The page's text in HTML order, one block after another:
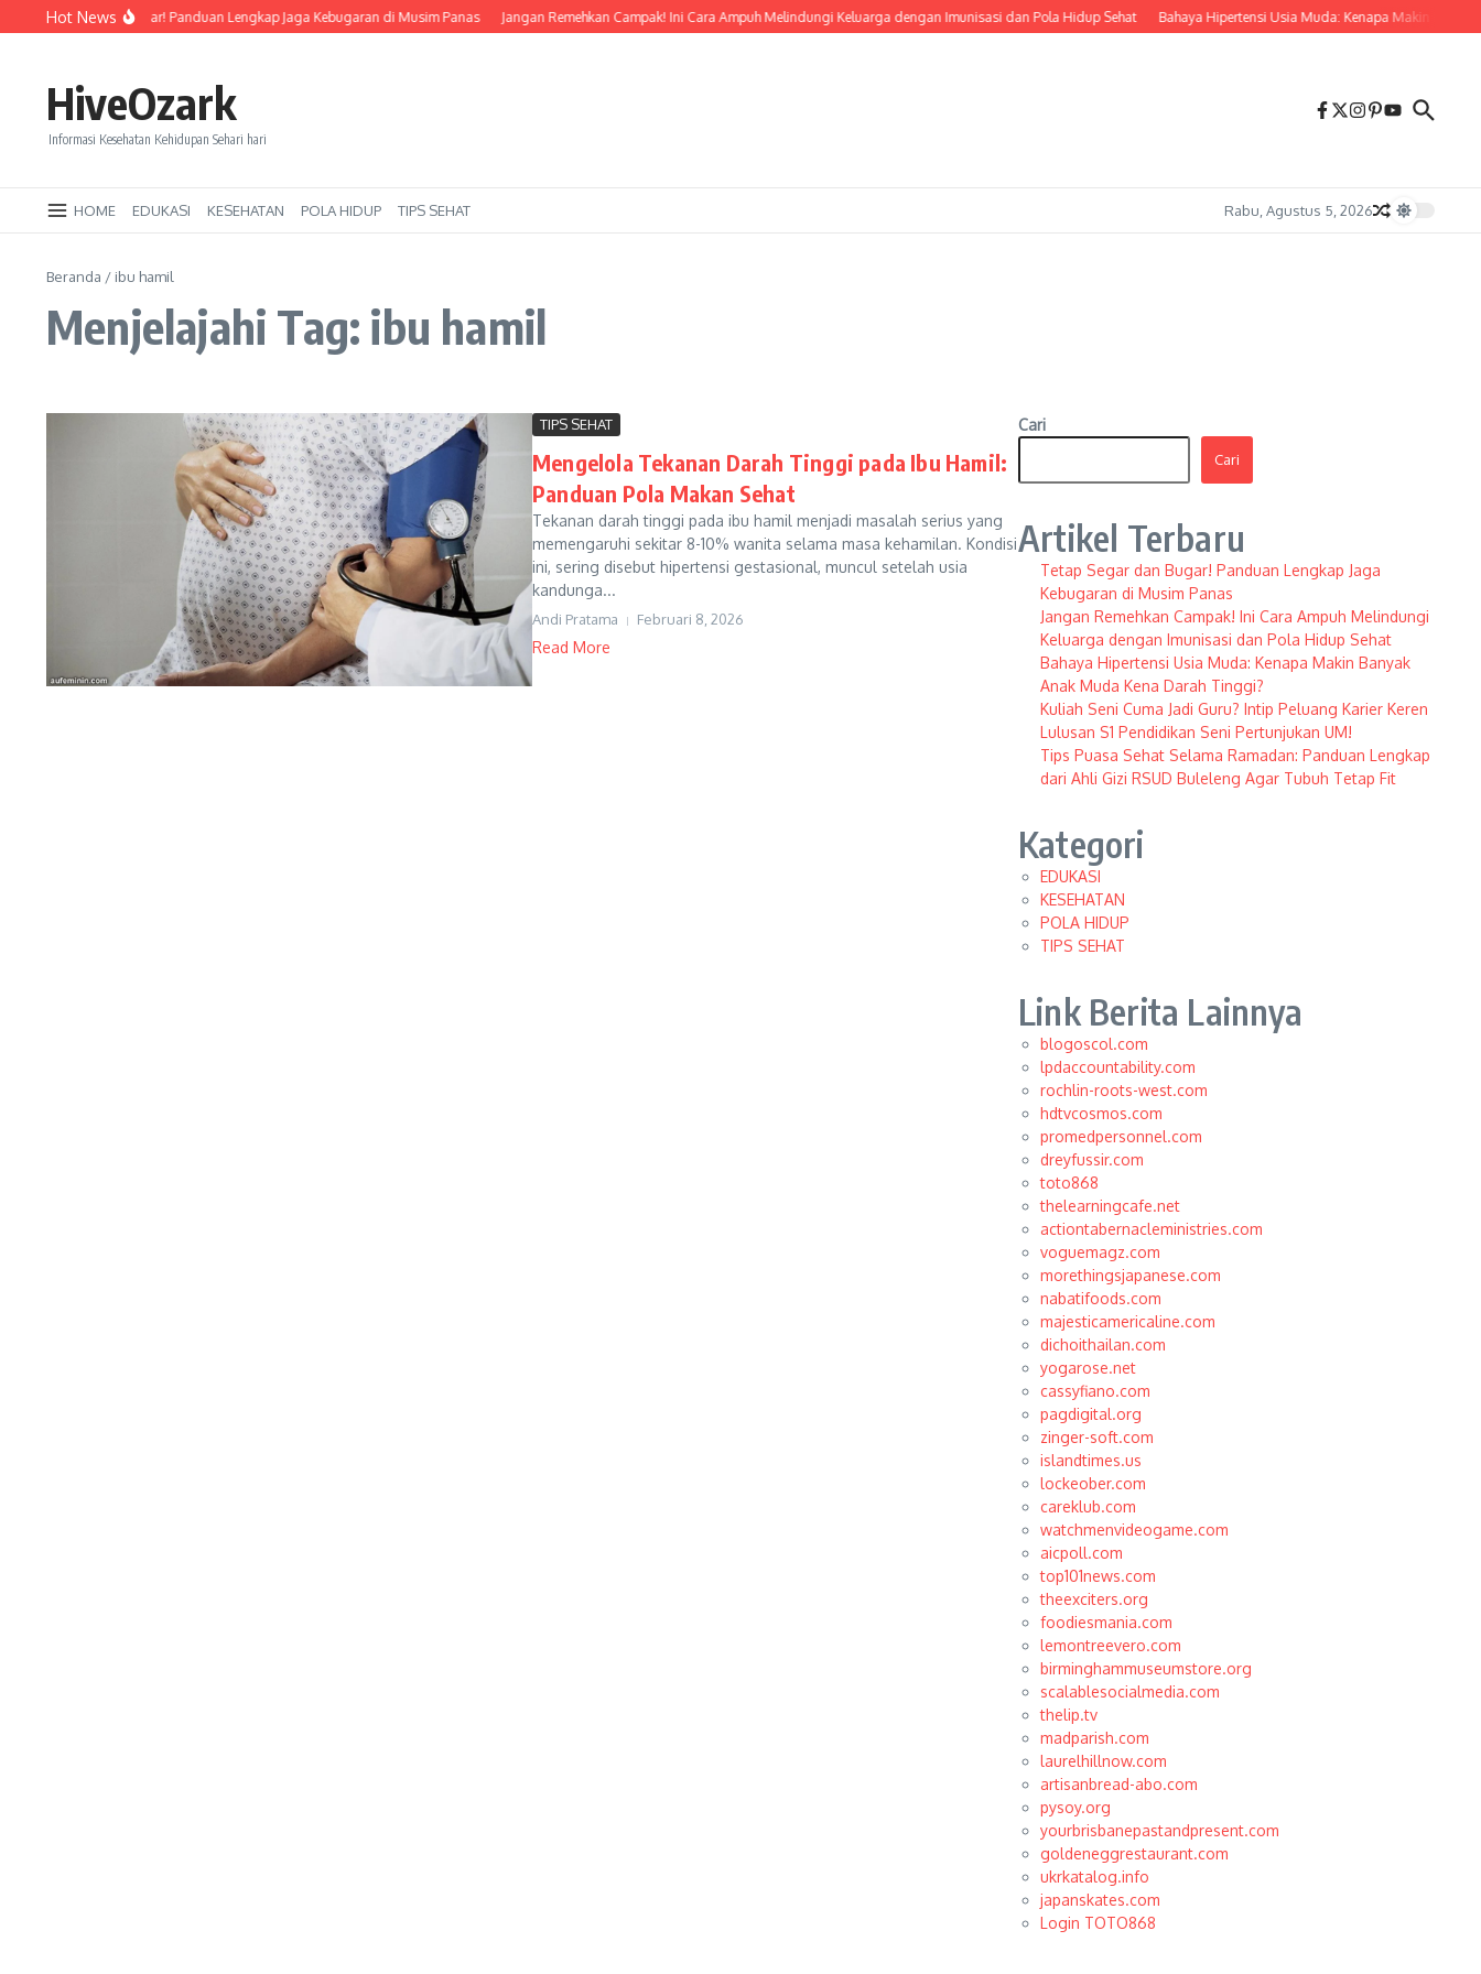
Lewati ke konten
Hot News
Tetap Segar dan Bugar! Panduan Lengkap Jaga Kebugaran di Musim Panas Jangan Remehkan Campak! Ini Cara Ampuh Melindungi Keluarga dengan Imunisasi dan Pola Hidup Sehat Bahaya Hipertensi Usia Muda: Kenapa Makin Banyak
HiveOzark
Informasi Kesehatan Kehidupan Sehari hari
HOME EDUKASI KESEHATAN POLA HIDUP TIPS SEHAT Rabu, Agustus 5, 2026
Beranda / ibu hamil
Menjelajahi Tag: ibu hamil
TIPS SEHAT
Mengelola Tekanan Darah Tinggi pada Ibu Hamil:
Panduan Pola Makan Sehat
Tekanan darah tinggi pada ibu hamil menjadi masalah serius yang
memengaruhi sekitar 8-10% wanita selama masa kehamilan. Kondisi
ini, sering disebut hipertensi gestasional, muncul setelah usia
kandunga...
Andi Pratama Februari 8, 2026
Read More
Cari
Cari
Artikel Terbaru
Tetap Segar dan Bugar! Panduan Lengkap Jaga
Kebugaran di Musim Panas
Jangan Remehkan Campak! Ini Cara Ampuh Melindungi
Keluarga dengan Imunisasi dan Pola Hidup Sehat
Bahaya Hipertensi Usia Muda: Kenapa Makin Banyak
Anak Muda Kena Darah Tinggi?
Kuliah Seni Cuma Jadi Guru? Intip Peluang Karier Keren
Lulusan S1 Pendidikan Seni Pertunjukan UM!
Tips Puasa Sehat Selama Ramadan: Panduan Lengkap
dari Ahli Gizi RSUD Buleleng Agar Tubuh Tetap Fit
Kategori
EDUKASI
KESEHATAN
POLA HIDUP
TIPS SEHAT
Link Berita Lainnya
blogoscol.com
lpdaccountability.com
rochlin-roots-west.com
hdtvcosmos.com
promedpersonnel.com
dreyfussir.com
toto868
thelearningcafe.net
actiontabernacleministries.com
voguemagz.com
morethingsjapanese.com
nabatifoods.com
majesticamericaline.com
dichoithailan.com
yogarose.net
cassyfiano.com
pagdigital.org
zinger-soft.com
islandtimes.us
lockeober.com
careklub.com
watchmenvideogame.com
aicpoll.com
top101news.com
theexciters.org
foodiesmania.com
lemontreevero.com
birminghammuseumstore.org
scalablesocialmedia.com
thelip.tv
madparish.com
laurelhillnow.com
artisanbread-abo.com
pysoy.org
yourbrisbanepastandpresent.com
goldeneggrestaurant.com
ukrkatalog.info
japanskates.com
Login TOTO868